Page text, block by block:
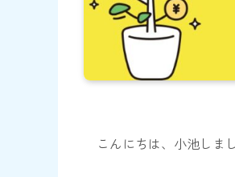
こんにちは、小池しま